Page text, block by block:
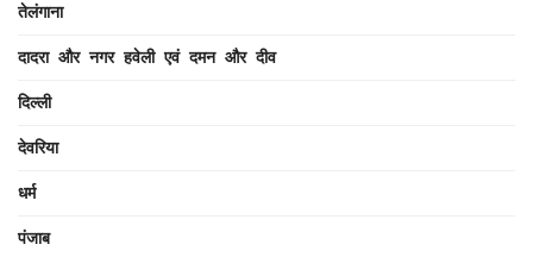
तेलंगाना
दादरा और नगर हवेली एवं दमन और दीव
दिल्ली
देवरिया
धर्म
पंजाब